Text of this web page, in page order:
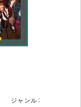
ジャンル：